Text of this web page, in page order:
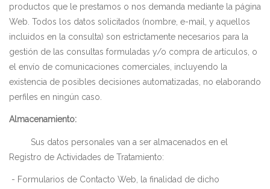
productos que le prestamos o nos demanda mediante la página
Web. Todos los datos solicitados (nombre, e-mail, y aquellos
incluidos en la consulta) son estrictamente necesarios para la
gestión de las consultas formuladas y/o compra de artículos, o
el envío de comunicaciones comerciales, incluyendo la
existencia de posibles decisiones automatizadas, no elaborando
perfiles en ningún caso.
Almacenamiento:
Sus datos personales van a ser almacenados en el
Registro de Actividades de Tratamiento:
- Formularios de Contacto Web, la finalidad de dicho